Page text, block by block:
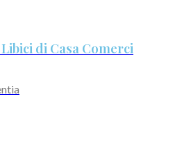
di Casa Comerci